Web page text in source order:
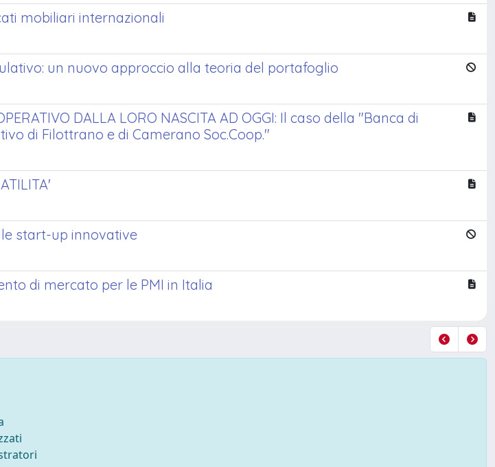
mobiliari internazionali
un nuovo approccio alla teoria del portafoglio
DALLA LORO NASCITA AD OGGI: Il caso della "Banca di
di Filottrano e di Camerano Soc.Coop."
start-up innovative
di mercato per le PMI in Italia